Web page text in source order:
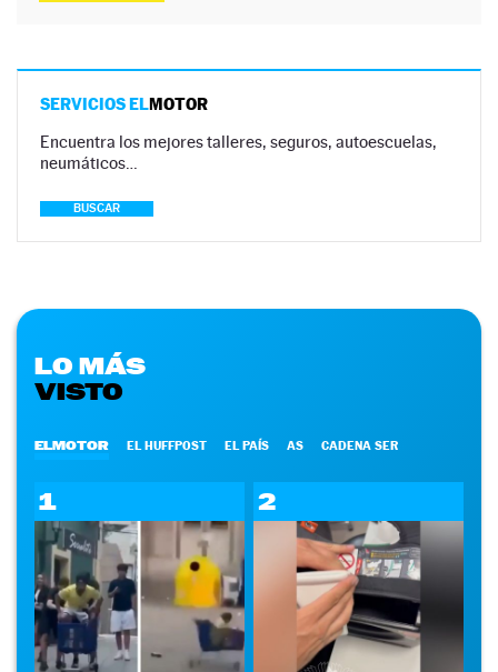
SERVICIOS ELMOTOR
Encuentra los mejores talleres, seguros, autoescuelas,
neumáticos…
BUSCAR
LO MÁS
VISTO
ELMOTOR EL HUFFPOST EL PAÍS AS CADENA SER
1 2